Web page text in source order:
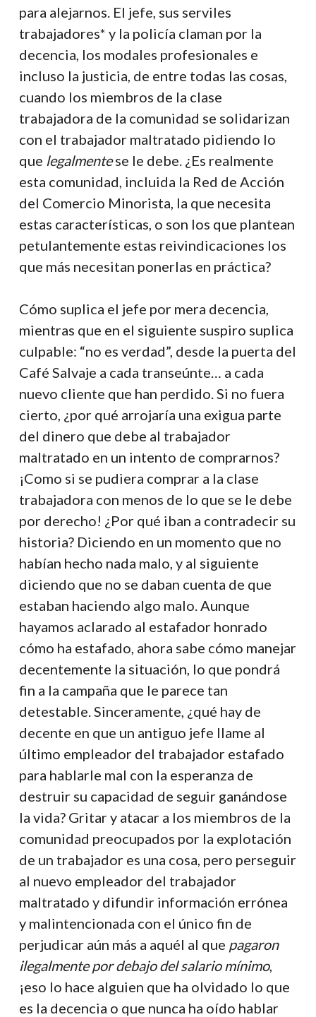
para alejarnos. El jefe, sus serviles
trabajadores* y la policía claman por la
decencia, los modales profesionales e
incluso la justicia, de entre todas las cosas,
cuando los miembros de la clase
trabajadora de la comunidad se solidarizan
con el trabajador maltratado pidiendo lo
que legalmentese le debe. ¿Es realmente
esta comunidad, incluida la Red de Acción
del Comercio Minorista, la que necesita
estas características, o son los que plantean
petulantemente estas reivindicaciones los
que más necesitan ponerlas en práctica?
Cómo suplica el jefe por mera decencia,
mientras que en el siguiente suspiro suplica
culpable: “no es verdad”, desde la puerta del
Café Salvaje a cada transeúnte… a cada
nuevo cliente que han perdido. Si no fuera
cierto, ¿por qué arrojaría una exigua parte
del dinero que debe al trabajador
maltratado en un intento de comprarnos?
¡Como si se pudiera comprar a la clase
trabajadora con menos de lo que se le debe
por derecho! ¿Por qué iban a contradecir su
historia? Diciendo en un momento que no
habían hecho nada malo, y al siguiente
diciendo que no se daban cuenta de que
estaban haciendo algo malo. Aunque
hayamos aclarado al estafador honrado
cómo ha estafado, ahora sabe cómo manejar
decentemente la situación, lo que pondrá
fin a la campaña que le parece tan
detestable. Sinceramente, ¿qué hay de
decente en que un antiguo jefe llame al
último empleador del trabajador estafado
para hablarle mal con la esperanza de
destruir su capacidad de seguir ganándose
la vida? Gritar y atacar a los miembros de la
comunidad preocupados por la explotación
de un trabajador es una cosa, pero perseguir
al nuevo empleador del trabajador
maltratado y difundir información errónea
y malintencionada con el único fin de
perjudicar aún más a aquél al que pagaron
ilegalmente por debajo del salario mínimo,
¡eso lo hace alguien que ha olvidado lo que
es la decencia o que nunca ha oído hablar